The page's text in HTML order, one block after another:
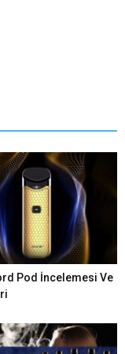
Pod İncelemesi Ve